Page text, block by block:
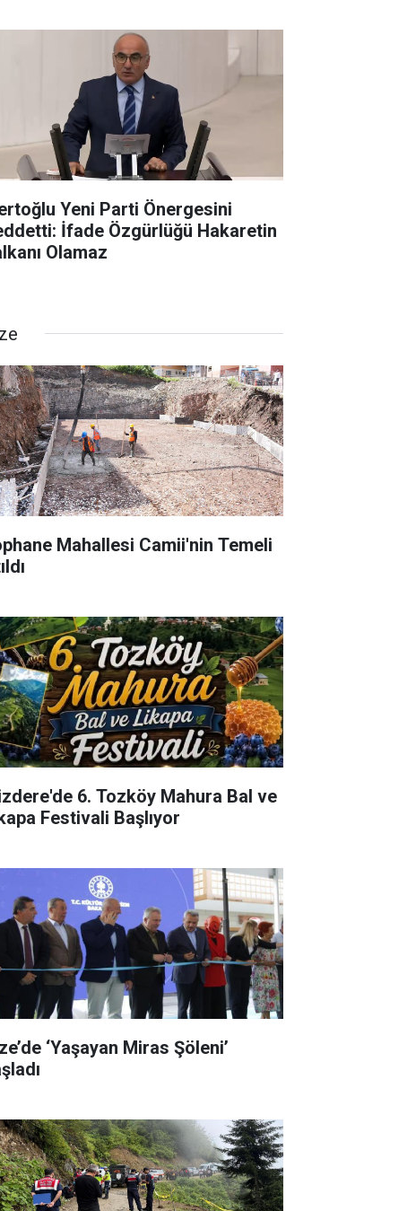
Yeni Parti Önergesini
İfade Özgürlüğü Hakaretin
Olamaz
Mahallesi Camii'nin Temeli
6. Tozköy Mahura Bal ve
Festivali Başlıyor
‘Yaşayan Miras Şöleni’